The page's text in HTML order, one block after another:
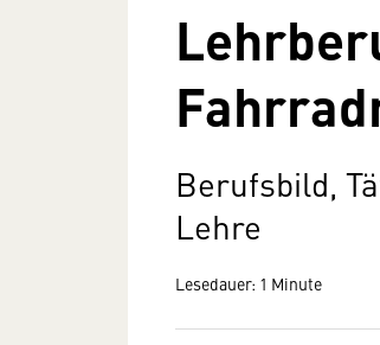
Berufsbild,
Lehre
Lesedauer: 1 Minute